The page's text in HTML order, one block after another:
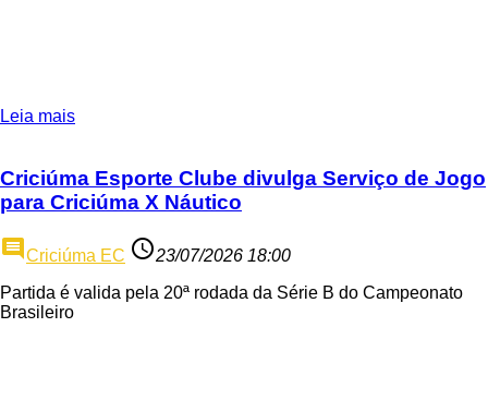
Leia mais
Criciúma Esporte Clube divulga Serviço de Jogo
para Criciúma X Náutico
commentCriciúma EC access_time23/07/2026 18:00
Partida é valida pela 20ª rodada da Série B do Campeonato
Brasileiro